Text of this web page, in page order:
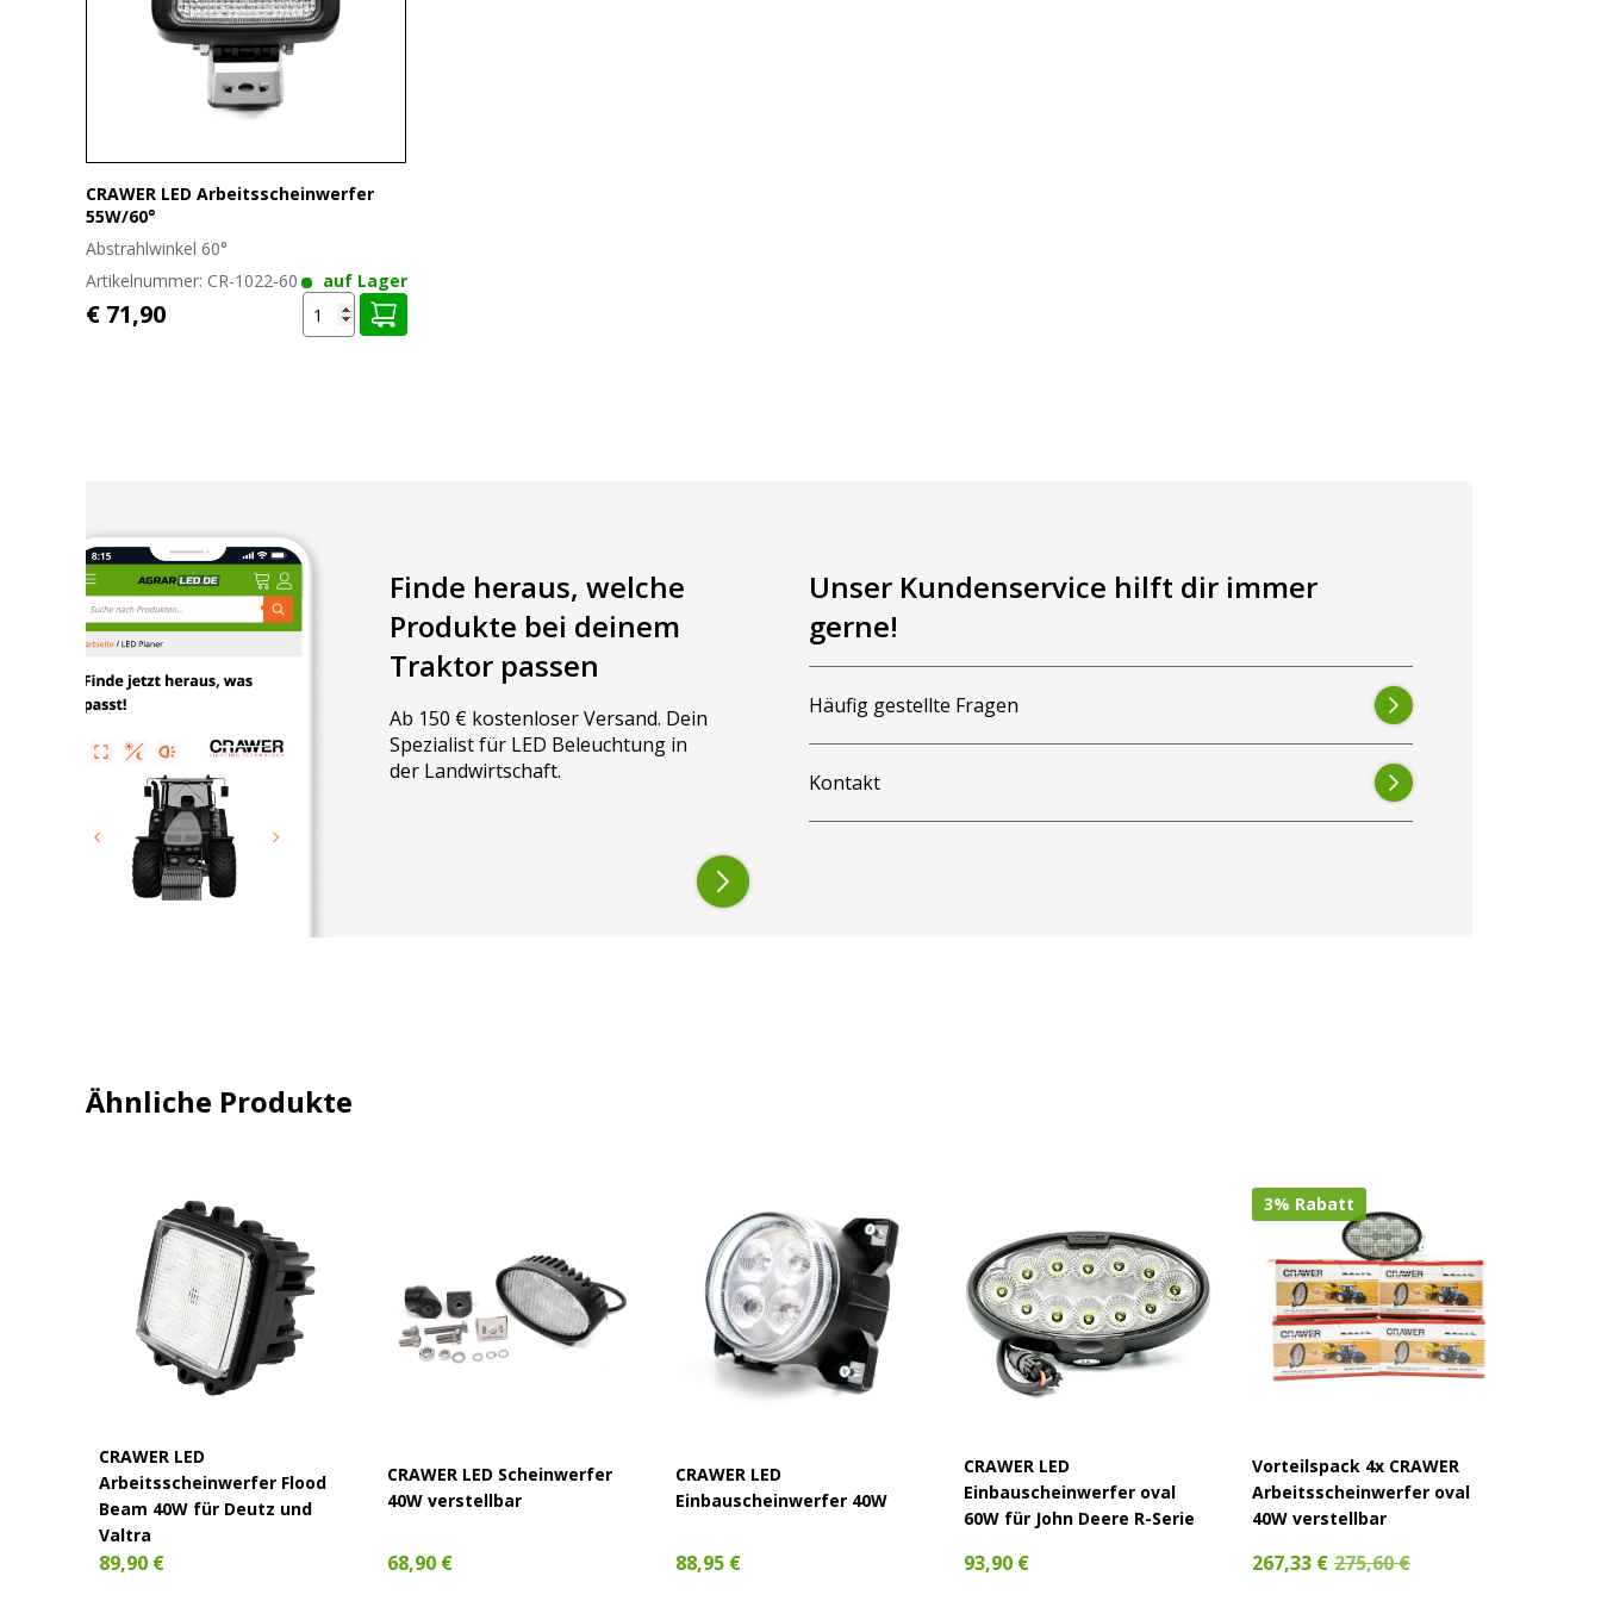
CRAWER LED Arbeitsscheinwerfer
55W/60°
Abstrahlwinkel 60°
Artikelnummer: CR-1022-60 auf Lager
€ 71,90
Finde heraus, welche
Produkte bei deinem
Traktor passen
Ab 150 € kostenloser Versand. Dein
Spezialist für LED Beleuchtung in
der Landwirtschaft.
Unser Kundenservice hilft dir immer
gerne!
Häufig gestellte Fragen
Kontakt
Ähnliche Produkte
CRAWER LED
Arbeitsscheinwerfer Flood
Beam 40W für Deutz und
Valtra
89,90 €
CRAWER LED Scheinwerfer
40W verstellbar
68,90 €
CRAWER LED
Einbauscheinwerfer 40W
88,95 €
CRAWER LED
Einbauscheinwerfer oval
60W für John Deere R-Serie
93,90 €
3% Rabatt
Vorteilspack 4x CRAWER
Arbeitsscheinwerfer oval
40W verstellbar
267,33 € 275,60 €